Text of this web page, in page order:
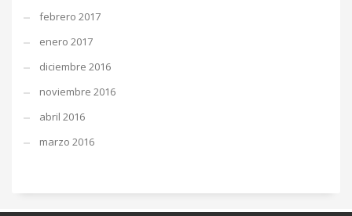
febrero 2017
enero 2017
diciembre 2016
noviembre 2016
abril 2016
marzo 2016